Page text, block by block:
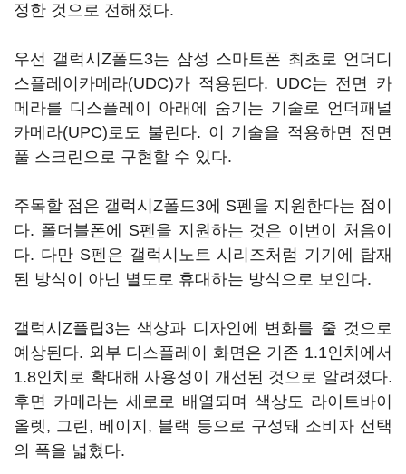
정한 것으로 전해졌다.
우선 갤럭시Z폴드3는 삼성 스마트폰 최초로 언더디
스플레이카메라(UDC)가 적용된다. UDC는 전면 카
메라를 디스플레이 아래에 숨기는 기술로 언더패널
카메라(UPC)로도 불린다. 이 기술을 적용하면 전면
풀 스크린으로 구현할 수 있다.
주목할 점은 갤럭시Z폴드3에 S펜을 지원한다는 점이
다. 폴더블폰에 S펜을 지원하는 것은 이번이 처음이
다. 다만 S펜은 갤럭시노트 시리즈처럼 기기에 탑재
된 방식이 아닌 별도로 휴대하는 방식으로 보인다.
갤럭시Z플립3는 색상과 디자인에 변화를 줄 것으로
예상된다. 외부 디스플레이 화면은 기존 1.1인치에서
1.8인치로 확대해 사용성이 개선된 것으로 알려졌다.
후면 카메라는 세로로 배열되며 색상도 라이트바이
올렛, 그린, 베이지, 블랙 등으로 구성돼 소비자 선택
의 폭을 넓혔다.